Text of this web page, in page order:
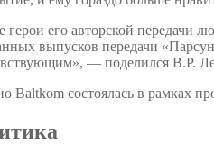
его авторской передачи
выпусков передачи
— поделился В.Р.
Baltkom состоялась в рамках